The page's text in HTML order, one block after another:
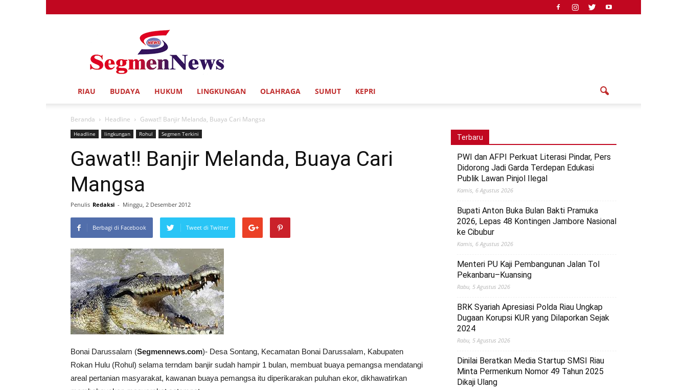
RIAU BUDAYA HUKUM LINGKUNGAN OLAHRAGA SUMUT KEPRI
Beranda Headline Gawat!! Banjir Melanda, Buaya Cari Mangsa
Headline lingkungan Rohul Segmen Terkini
Gawat!! Banjir Melanda, Buaya Cari
Mangsa
Penulis Redaksi - Minggu, 2 Desember 2012
Berbagi di Facebook Tweet di Twitter
Bonai Darussalam (Segmennews.com)- Desa Sontang, Kecamatan Bonai Darussalam, Kabupaten
Rokan Hulu (Rohul) selama terndam banjir sudah hampir 1 bulan, membuat buaya pemangsa mendatangi
areal pertanian masyarakat, kawanan buaya pemangsa itu diperikarakan puluhan ekor, dikhawatirkan
Terbaru
PWI dan AFPI Perkuat Literasi Pindar, Pers
Didorong Jadi Garda Terdepan Edukasi
Publik Lawan Pinjol Ilegal
Kamis, 6 Agustus 2026
Bupati Anton Buka Bulan Bakti Pramuka
2026, Lepas 48 Kontingen Jambore Nasional
ke Cibubur
Kamis, 6 Agustus 2026
Menteri PU Kaji Pembangunan Jalan Tol
Pekanbaru–Kuansing
Rabu, 5 Agustus 2026
BRK Syariah Apresiasi Polda Riau Ungkap
Dugaan Korupsi KUR yang Dilaporkan Sejak
2024
Rabu, 5 Agustus 2026
Dinilai Beratkan Media Startup SMSI Riau
Minta Permenkum Nomor 49 Tahun 2025
Dikaji Ulang